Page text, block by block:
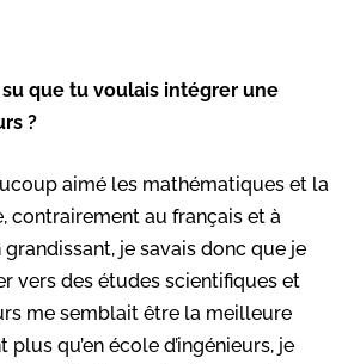
que tu voulais intégrer une
?
aimé les mathématiques et la
contrairement au français et à
grandissant, je savais donc que je
vers des études scientifiques et
me semblait être la meilleure
plus qu’en école d’ingénieurs, je